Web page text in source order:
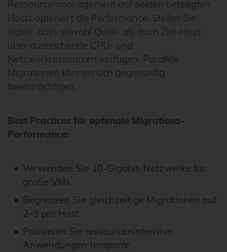
Ressourcenmanagement auf beiden beteiligten
Hosts optimiert die Performance. Stellen Sie
sicher, dass sowohl Quell- als auch Ziel-Host
über ausreichende CPU- und
Netzwerkressourcen verfügen. Parallele
Migrationen können sich gegenseitig
beeinträchtigen.
Best Practices für optimale Migrations-
Performance:
Verwenden Sie 10-Gigabit-Netzwerke für
große VMs
Begrenzen Sie gleichzeitige Migrationen auf
2–3 pro Host
Pausieren Sie ressourcenintensive
Anwendungen temporär